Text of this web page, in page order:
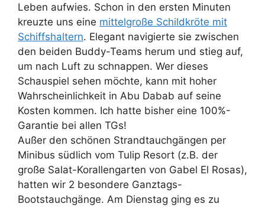
Leben aufwies. Schon in den ersten Minuten
kreuzte uns eine mittelgroße Schildkröte mit
Schiffshaltern. Elegant navigierte sie zwischen
den beiden Buddy-Teams herum und stieg auf,
um nach Luft zu schnappen. Wer dieses
Schauspiel sehen möchte, kann mit hoher
Wahrscheinlichkeit in Abu Dabab auf seine
Kosten kommen. Ich hatte bisher eine 100%-
Garantie bei allen TGs!
Außer den schönen Strandtauchgängen per
Minibus südlich vom Tulip Resort (z.B. der
große Salat-Korallengarten von Gabel El Rosas),
hatten wir 2 besondere Ganztags-
Bootstauchgänge. Am Dienstag ging es zu